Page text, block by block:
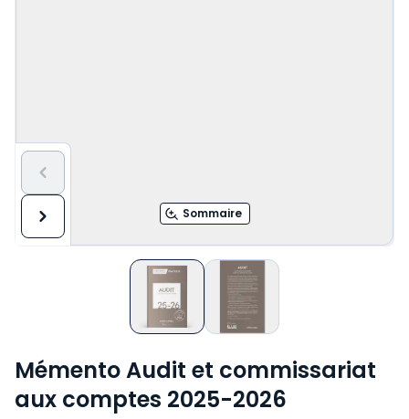
Sommaire
Mémento Audit et commissariat
aux comptes 2025-2026